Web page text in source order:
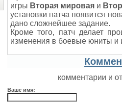
игры Вторая мировая и
установки патча появится
дано сложнейшее задание.
Кроме того, патч делает
изменения в боевые юниты и
комментарии и
Ваше имя: